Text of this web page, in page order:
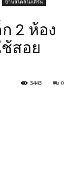
บ้านสไตล์โมเดิร์น
2 ห้อง
สอย
0
3443